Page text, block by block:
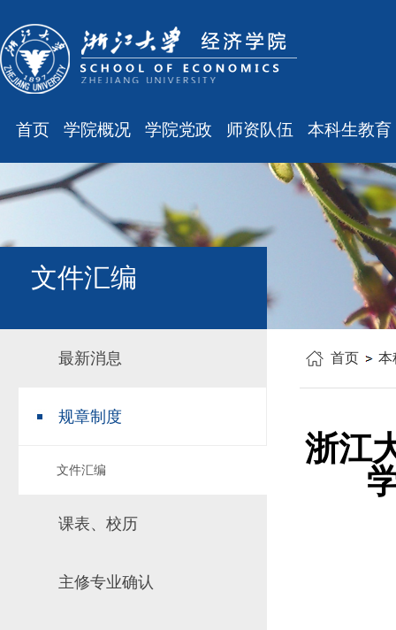
首页 学院概况
学院简介
现任领导
组织结构
学科设置
学院党政
会议通知
会议纪要
工会之声
师资队伍
最新消息
职称晋升
人事培训
博士后管理
本科生教育
最新消息
规章制度
课表、校历
主修专业确认
学籍管理
教学与教务
毕业论文
科研训练
对外交流
教学成果
文件汇编
最新消息
规章制度
文件汇编
课表、校历
主修专业确认
首页 本
浙江